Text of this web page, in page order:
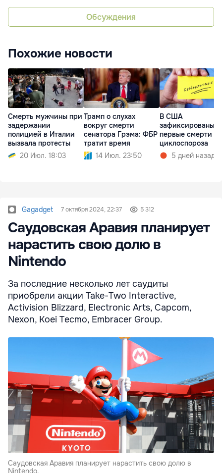
Обсуждения
Похожие новости
Смерть мужчины при
задержании
полицией в Италии
вызвала протесты
20 Июл. 18:03
Трамп о слухах
вокруг смерти
сенатора Грэма: ФБР
тратит время
14 Июл. 23:50
В США
зафиксированы
первые смерти от
циклоспороза
5 дней назад
Gagadget 7 октября 2024, 22:37 5 312
Саудовская Аравия планирует
нарастить свою долю в
Nintendo
За последние несколько лет саудиты
приобрели акции Take-Two Interactive,
Activision Blizzard, Electronic Arts, Capcom,
Nexon, Koei Tecmo, Embracer Group.
Саудовская Аравия планирует нарастить свою долю в
Nintendo.